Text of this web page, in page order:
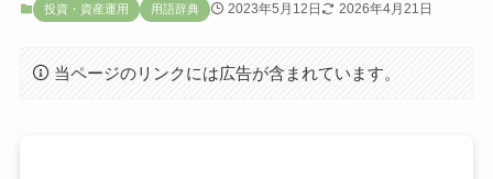
投資・資産運用 用語辞典 2023年5月12日 2026年4月21日
当ページのリンクには広告が含まれています。